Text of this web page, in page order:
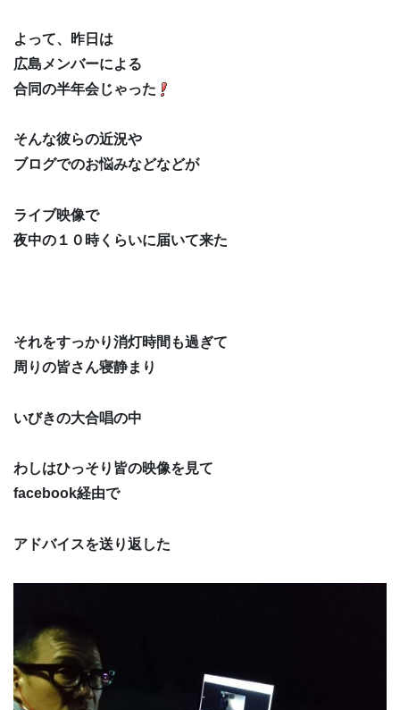
よって、昨日は
広島メンバーによる
合同の半年会じゃった
そんな彼らの近況や
ブログでのお悩みなどなどが
ライブ映像で
夜中の１０時くらいに届いて来た
それをすっかり消灯時間も過ぎて
周りの皆さん寝静まり
いびきの大合唱の中
わしはひっそり皆の映像を見て
facebook経由で
アドバイスを送り返した